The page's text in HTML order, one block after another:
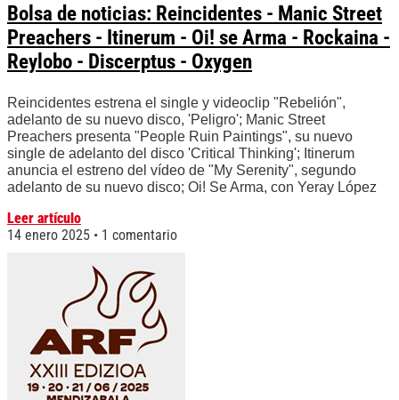
Bolsa de noticias: Reincidentes - Manic Street
Preachers - Itinerum - Oi! se Arma - Rockaina -
Reylobo - Discerptus - Oxygen
Reincidentes estrena el single y videoclip "Rebelión",
adelanto de su nuevo disco, 'Peligro'; Manic Street
Preachers presenta "People Ruin Paintings", su nuevo
single de adelanto del disco 'Critical Thinking'; Itinerum
anuncia el estreno del vídeo de "My Serenity", segundo
adelanto de su nuevo disco; Oi! Se Arma, con Yeray López
Leer artículo
14 enero 2025
1 comentario